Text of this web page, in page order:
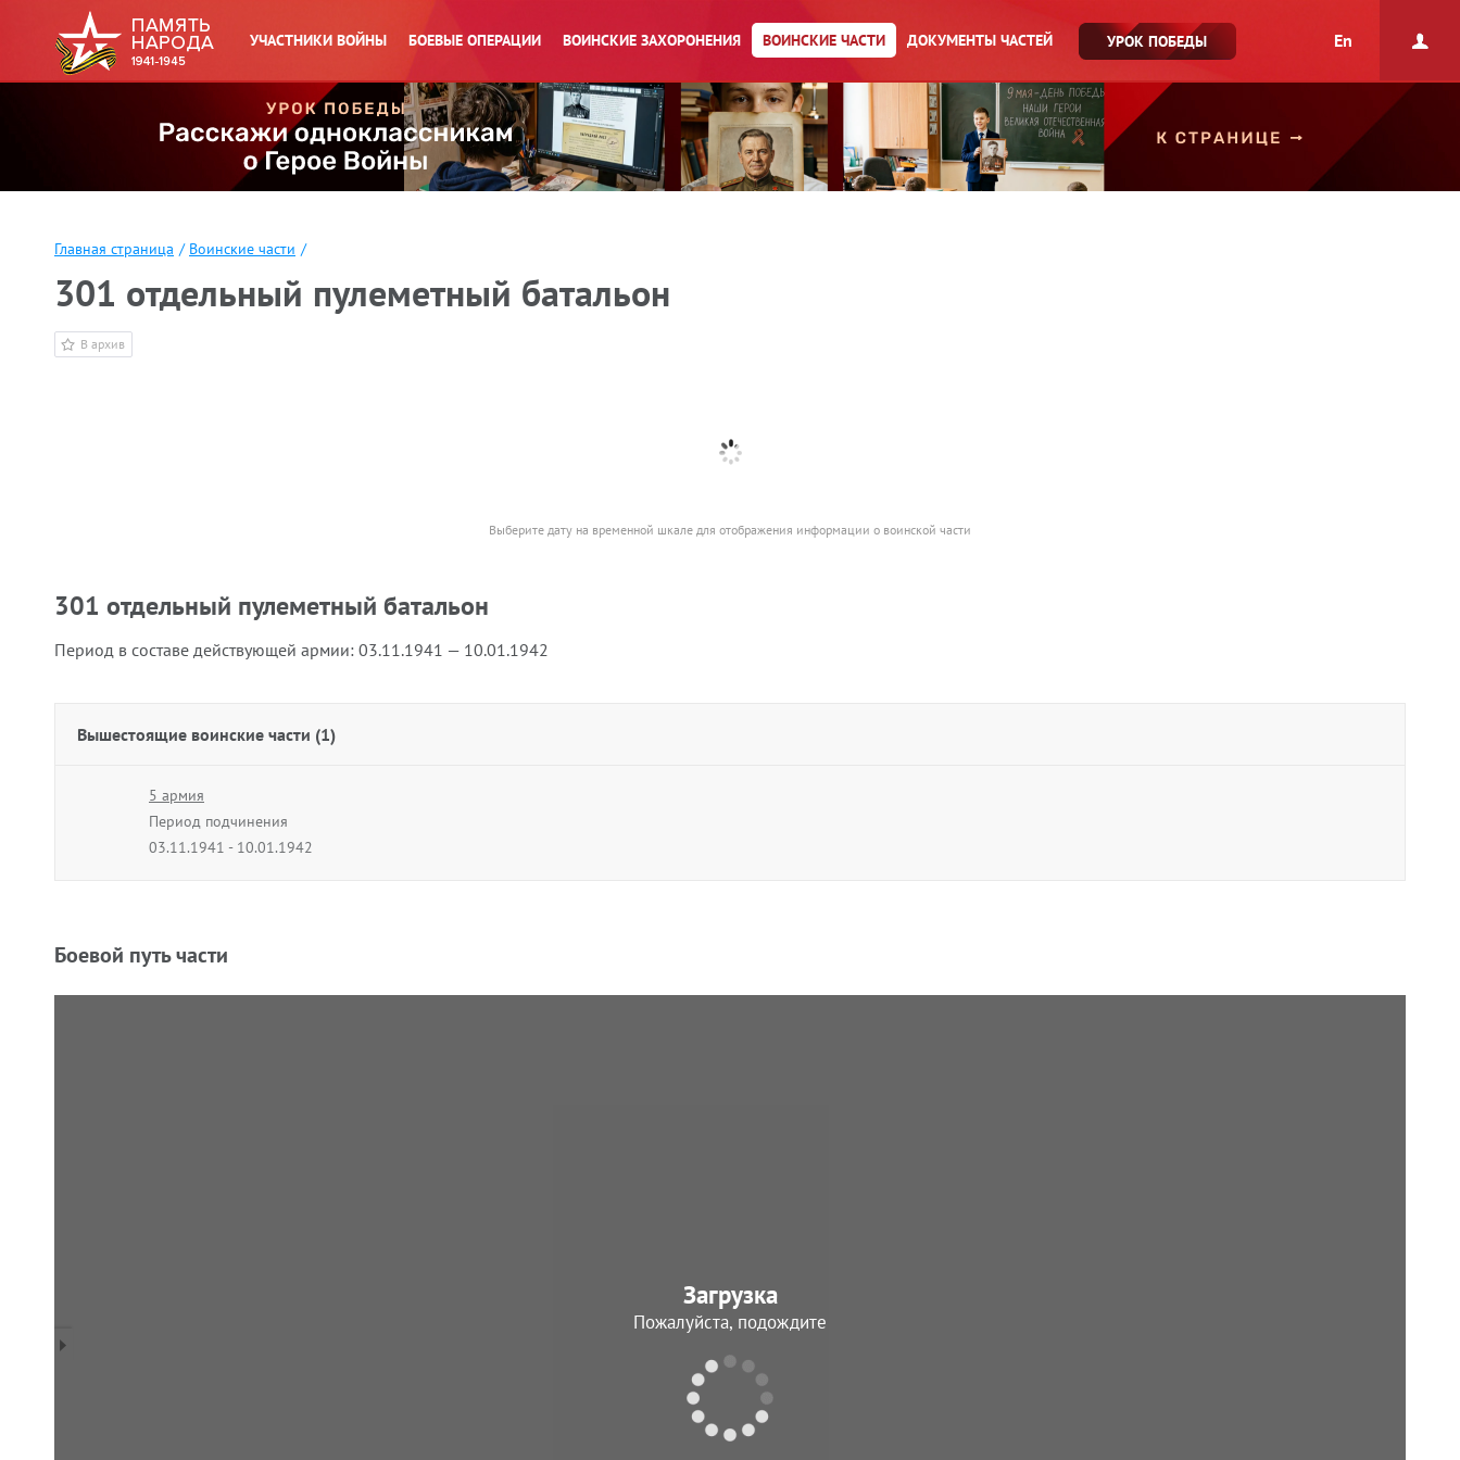
УЧАСТНИКИ ВОЙНЫ БОЕВЫЕ ОПЕРАЦИИ ВОИНСКИЕ ЗАХОРОНЕНИЯ ВОИНСКИЕ ЧАСТИ ДОКУМЕНТЫ ЧАСТЕЙ УРОК ПОБЕДЫ En
Главная страница / Воинские части /
301 отдельный пулеметный батальон
В архив
Выберите дату на временной шкале для отображения информации о воинской части
301 отдельный пулеметный батальон
Период в составе действующей армии: 03.11.1941 — 10.01.1942
Вышестоящие воинские части (1)
5 армия
Период подчинения
03.11.1941 - 10.01.1942
Боевой путь части
Загрузка
Пожалуйста, подождите